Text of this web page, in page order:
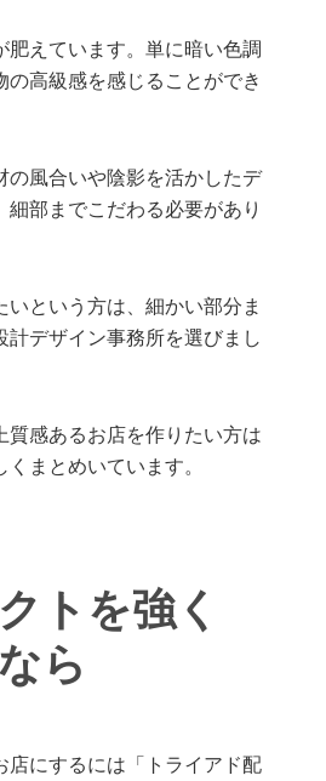
肥えています。単に暗い色調
の高級感を感じることができ
の風合いや陰影を活かしたデ
細部までこだわる必要があり
いという方は、細かい部分ま
計デザイン事務所を選びまし
質感あるお店を作りたい方は
まとめいています。
トを強く
ら
店にするには「トライアド配